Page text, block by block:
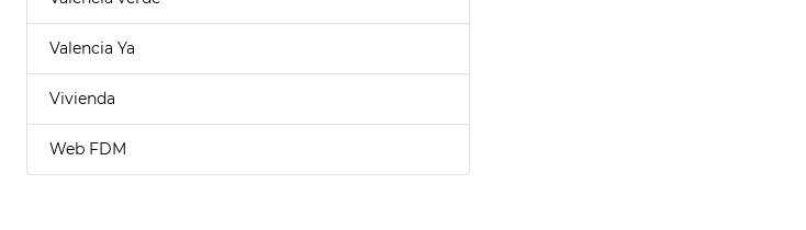
Valencia Ya
Vivienda
Web FDM